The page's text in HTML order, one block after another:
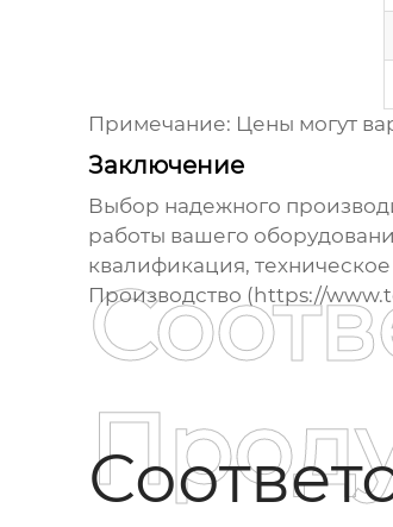
Примечание: Цены могут
Заключение
Выбор надежного
работы вашего
квалификация,
Производство (https://